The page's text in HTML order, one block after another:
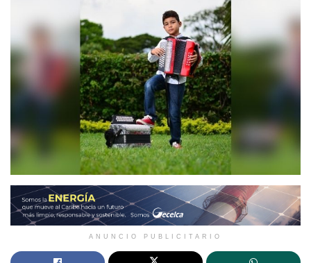
ANUNCIO PUBLICITARIO